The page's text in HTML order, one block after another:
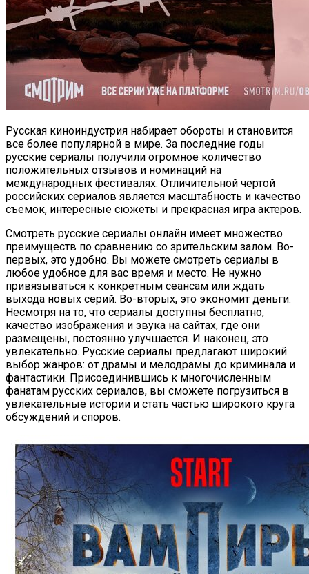
Русская киноиндустрия набирает обороты и становится
все более популярной в мире. За последние годы
русские сериалы получили огромное количество
положительных отзывов и номинаций на
международных фестивалях. Отличительной чертой
российских сериалов является масштабность и качество
съемок, интересные сюжеты и прекрасная игра актеров.
Смотреть русские сериалы онлайн имеет множество
преимуществ по сравнению со зрительским залом. Во-
первых, это удобно. Вы можете смотреть сериалы в
любое удобное для вас время и место. Не нужно
привязываться к конкретным сеансам или ждать
выхода новых серий. Во-вторых, это экономит деньги.
Несмотря на то, что сериалы доступны бесплатно,
качество изображения и звука на сайтах, где они
размещены, постоянно улучшается. И наконец, это
увлекательно. Русские сериалы предлагают широкий
выбор жанров: от драмы и мелодрамы до криминала и
фантастики. Присоединившись к многочисленным
фанатам русских сериалов, вы сможете погрузиться в
увлекательные истории и стать частью широкого круга
обсуждений и споров.